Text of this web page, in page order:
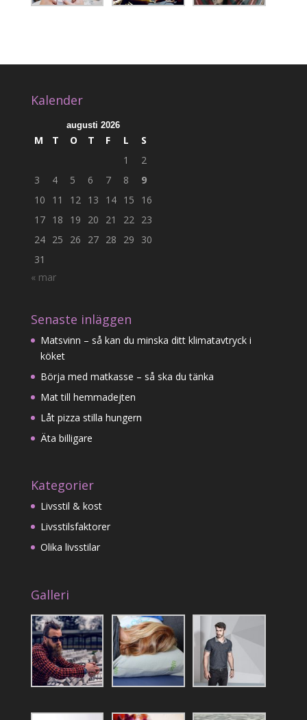
Kalender
augusti 2026
M T O T F L
S
1
2
3
4 5 6 7 8
9
10
11 12 13 14 15
16
17 18 19 20 21 22 23
24 25 26 27 28 29
30
31
« mar
Senaste inläggen
Matsvinn – så kan du minska ditt klimatavtryck i
köket
Börja med matkasse – så ska du tänka
Mat till hemmadejten
Låt pizza stilla hungern
Äta billigare
Kategorier
Livsstil & kost
Livsstilsfaktorer
Olika livsstilar
Galleri